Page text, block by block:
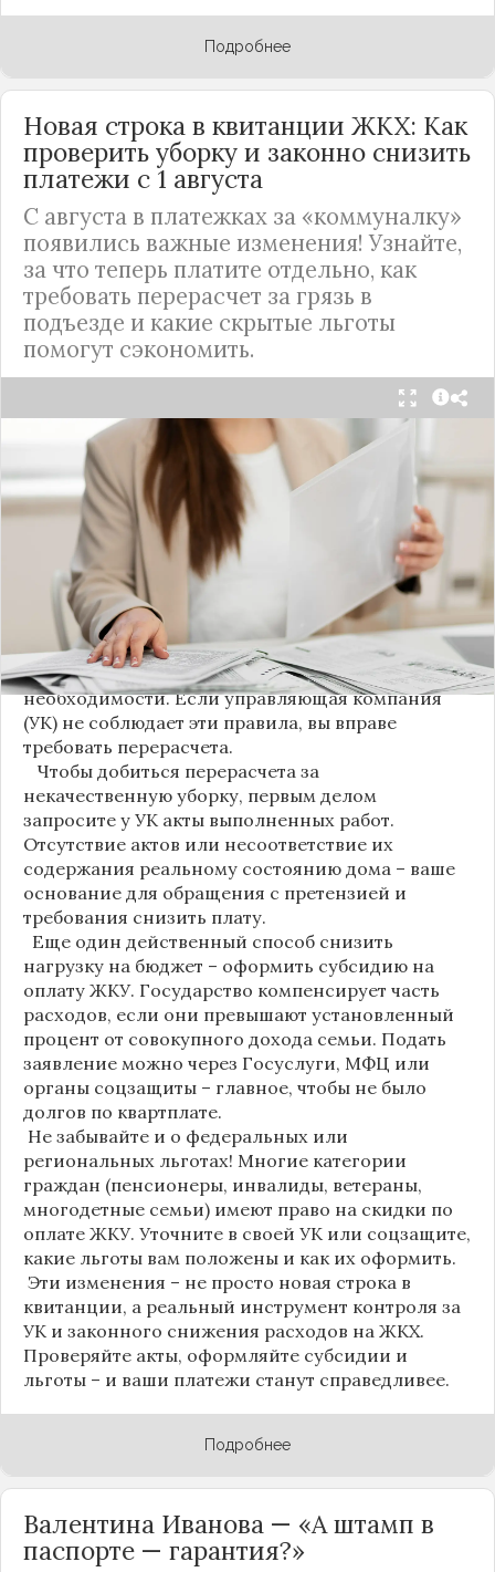
Подробнее
Новая строка в квитанции ЖКХ: Как
проверить уборку и законно снизить
платежи с 1 августа
С августа в платежках за «коммуналку»
появились важные изменения! Узнайте,
за что теперь платите отдельно, как
требовать перерасчет за грязь в
подъезде и какие скрытые льготы
помогут сэкономить.
С 1 августа в квитанциях за жилищно-
коммунальные услуги введено важное
новшество. Как поясняет автор канала "ВЗО
ProДеньги", теперь уборка мест общего
пользования (МОП) выделена в отдельную
строку. Это дает жильцам четкое понимание, за
что именно они платят.
Новые нормы строго регламентируют частоту
уборки: мытье полов и лестниц должно
проводиться несколько раз в неделю, удаление
пыли – еженедельно, а уборка снега – по мере
необходимости. Если управляющая компания
(УК) не соблюдает эти правила, вы вправе
требовать перерасчета.
Чтобы добиться перерасчета за
некачественную уборку, первым делом
запросите у УК акты выполненных работ.
Отсутствие актов или несоответствие их
содержания реальному состоянию дома – ваше
основание для обращения с претензией и
требования снизить плату.
Еще один действенный способ снизить
нагрузку на бюджет – оформить субсидию на
оплату ЖКУ. Государство компенсирует часть
расходов, если они превышают установленный
процент от совокупного дохода семьи. Подать
заявление можно через Госуслуги, МФЦ или
органы соцзащиты – главное, чтобы не было
долгов по квартплате.
Не забывайте и о федеральных или
региональных льготах! Многие категории
граждан (пенсионеры, инвалиды, ветераны,
многодетные семьи) имеют право на скидки по
оплате ЖКУ. Уточните в своей УК или соцзащите,
какие льготы вам положены и как их оформить.
Эти изменения – не просто новая строка в
квитанции, а реальный инструмент контроля за
УК и законного снижения расходов на ЖКХ.
Проверяйте акты, оформляйте субсидии и
льготы – и ваши платежи станут справедливее.
Подробнее
Валентина Иванова — «А штамп в
паспорте — гарантия?»